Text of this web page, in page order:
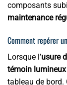
composants
maintenance
Comment repérer
Lorsque l’usure
témoin lumineux
tableau de bord.